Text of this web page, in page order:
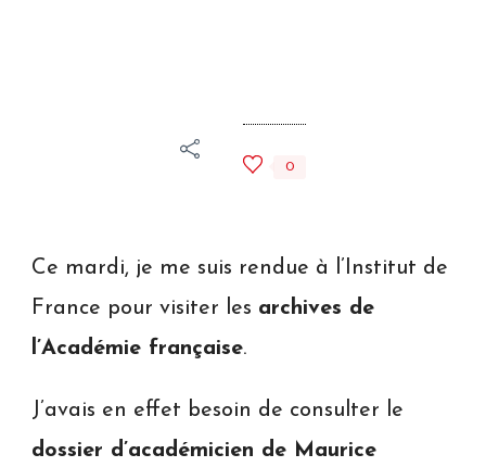
0
Ce mardi, je me suis rendue à l’Institut de
France pour visiter les archives de
l’Académie française.
J’avais en effet besoin de consulter le
dossier d’académicien de Maurice